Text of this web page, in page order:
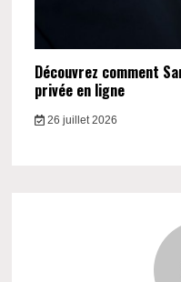
Découvrez comment
privée en ligne
26 juillet 2026